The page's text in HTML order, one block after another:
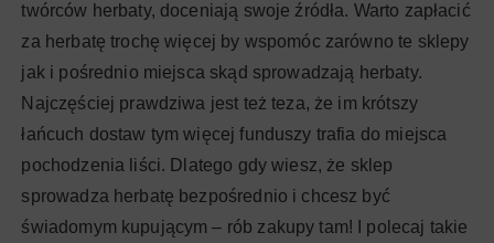
twórców herbaty, doceniają swoje źródła. Warto zapłacić
za herbatę trochę więcej by wspomóc zarówno te sklepy
jak i pośrednio miejsca skąd sprowadzają herbaty.
Najczęściej prawdziwa jest też teza, że im krótszy
łańcuch dostaw tym więcej funduszy trafia do miejsca
pochodzenia liści. Dlatego gdy wiesz, że sklep
sprowadza herbatę bezpośrednio i chcesz być
świadomym kupującym – rób zakupy tam! I polecaj takie